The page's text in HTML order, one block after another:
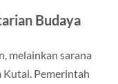
Budaya
melainkan sarana
Pemerintah